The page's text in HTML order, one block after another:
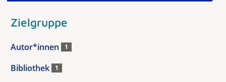
Zielgruppe
Autor*innen 1
Bibliothek 1